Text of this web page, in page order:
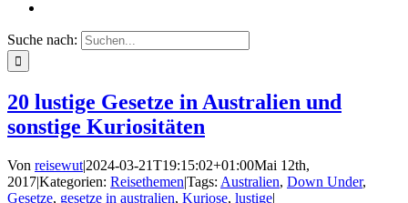
Suche nach:
20 lustige Gesetze in Australien und
sonstige Kuriositäten
Von reisewut|2024-03-21T19:15:02+01:00Mai 12th,
2017|Kategorien: Reisethemen|Tags: Australien, Down Under,
Gesetze, gesetze in australien, Kuriose, lustige|